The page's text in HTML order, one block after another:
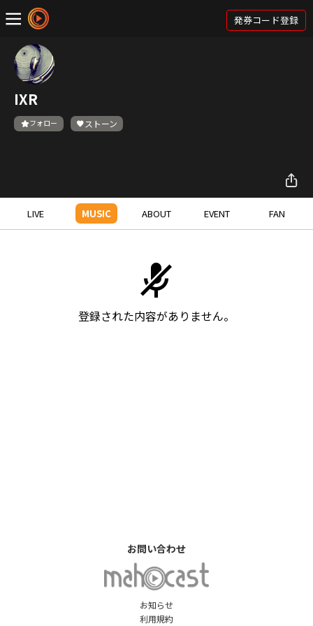
発券コード登録
IXR
フォロー ストーン
LIVE MUSIC ABOUT EVENT FAN
登録された内容がありません。
お知らせ
利用規約
お問い合わせ